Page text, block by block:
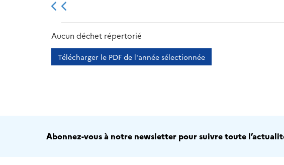
2013 2014
Aucun déchet répertorié
Télécharger le PDF de l'année sélectionnée
Abonnez-vous à notre newsletter pour suivre toute